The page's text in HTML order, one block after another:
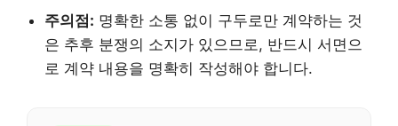
주의점: 명확한 소통 없이 구두로만 계약하는 것
은 추후 분쟁의 소지가 있으므로, 반드시 서면으
로 계약 내용을 명확히 작성해야 합니다.